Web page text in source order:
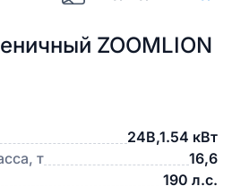
ZOOMLION
24В,1.54 кВт
т
16,6
190 л.с.